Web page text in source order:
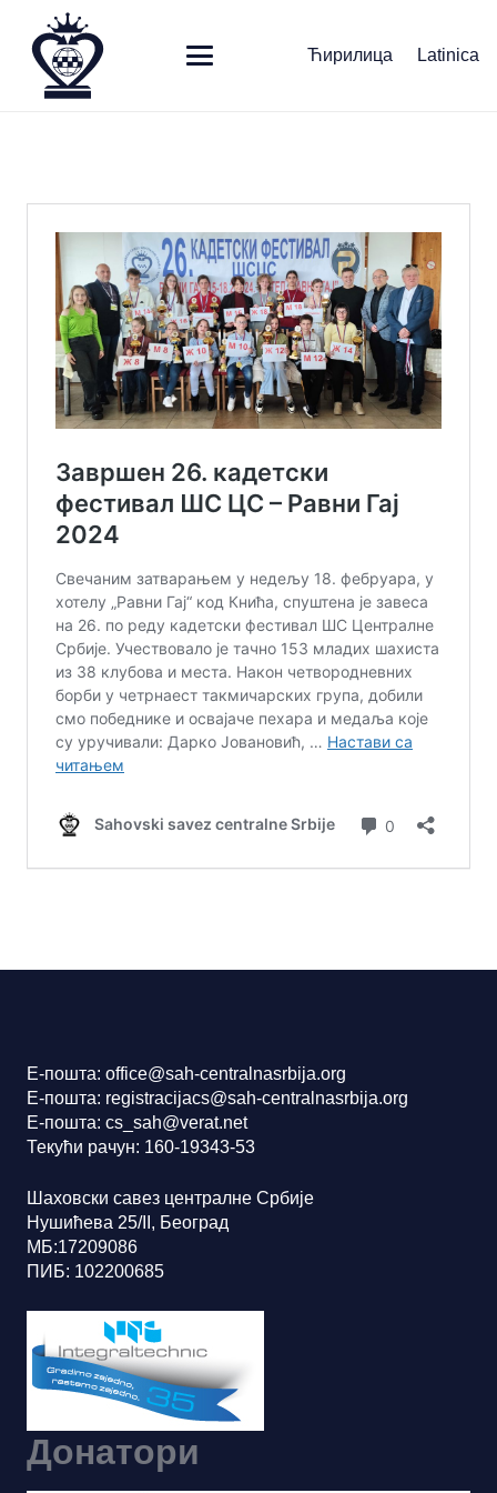
Ћирилица Latinica
Е-пошта: office@sah-centralnasrbija.org
Е-пошта: registracijacs@sah-centralnasrbija.org
Е-пошта: cs_sah@verat.net
Текући рачун: 160-19343-53
Шаховски савез централне Србије
Нушићева 25/II, Београд
МБ:17209086
ПИБ: 102200685
Донатори